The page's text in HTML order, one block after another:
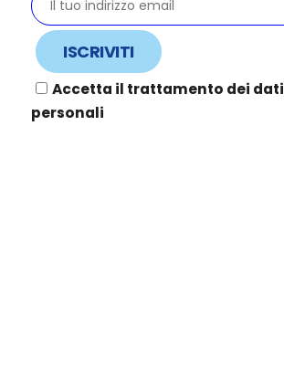
Accetta il trattamento dei dati
personali